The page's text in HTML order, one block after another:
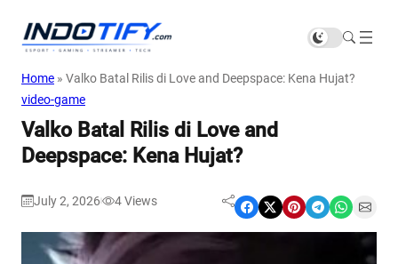
Home » Valko Batal Rilis di Love and Deepspace: Kena Hujat?
video-game
Valko Batal Rilis di Love and
Deepspace: Kena Hujat?
July 2, 2026 4Views Share on Facebook Share on X Share on Pinterest Share on Telegram Share on WhatsApp Share on Email